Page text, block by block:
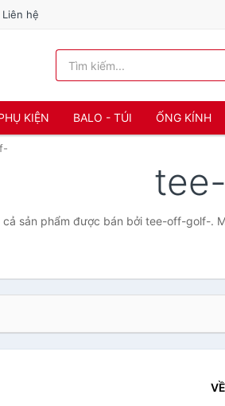
Liên hệ
KIỆN BALO - TÚI ỐNG KÍNH
cả sản phẩm được bán bởi tee-off-golf-.